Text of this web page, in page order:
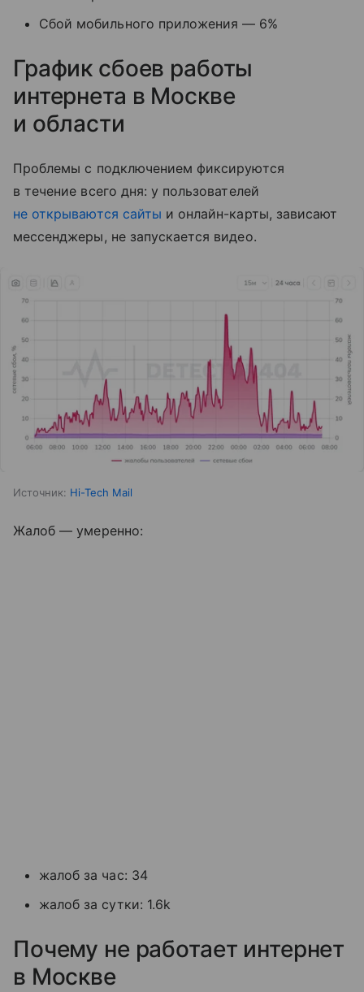
Сбой мобильного приложения — 6%
График сбоев работы
интернета в Москве
и области
Проблемы с подключением фиксируются
в течение всего дня: у пользователей
не открываются сайты и онлайн-карты, зависают
мессенджеры, не запускается видео.
Источник: Hi-Tech Mail
Жалоб — умеренно:
жалоб за час: 34
жалоб за сутки: 1.6k
Почему не работает интернет
в Москве